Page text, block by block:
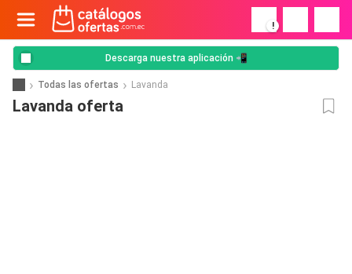
!
Descarga nuestra aplicación 📲
Todas las ofertas Lavanda
Lavanda oferta